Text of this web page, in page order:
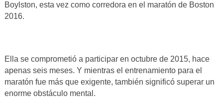
Boylston, esta vez como corredora en el maratón de Boston
2016.
Ella se comprometió a participar en octubre de 2015, hace
apenas seis meses. Y mientras el entrenamiento para el
maratón fue más que exigente, también significó superar un
enorme obstáculo mental.